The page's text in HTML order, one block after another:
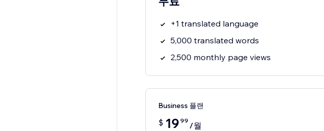
+1 translated language
5,000 translated words
2,500 monthly page views
Business 플랜
$ 19 99 /월